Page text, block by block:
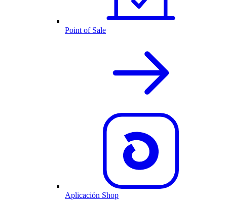
Point of Sale
Aplicación Shop